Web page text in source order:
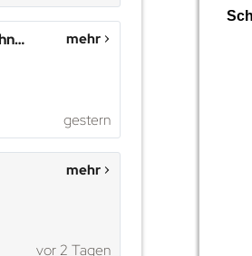
Ausbilder - Elektroniker für Betriebstechnik (m/w/d) mehr
gestern
mehr
vor 2 Tagen